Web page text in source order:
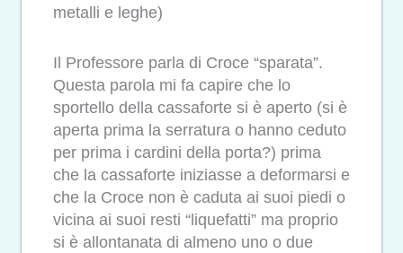
metalli e leghe)
Il Professore parla di Croce “sparata”.
Questa parola mi fa capire che lo
sportello della cassaforte si è aperto (si è
aperta prima la serratura o hanno ceduto
per prima i cardini della porta?) prima
che la cassaforte iniziasse a deformarsi e
che la Croce non è caduta ai suoi piedi o
vicina ai suoi resti “liquefatti” ma proprio
si è allontanata di almeno uno o due